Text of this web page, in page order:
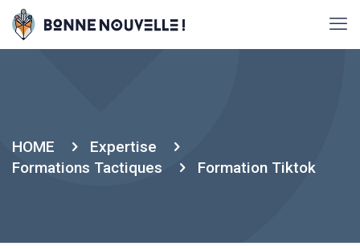
HOME
Expertise
Formations Tactiques
Formation Tiktok